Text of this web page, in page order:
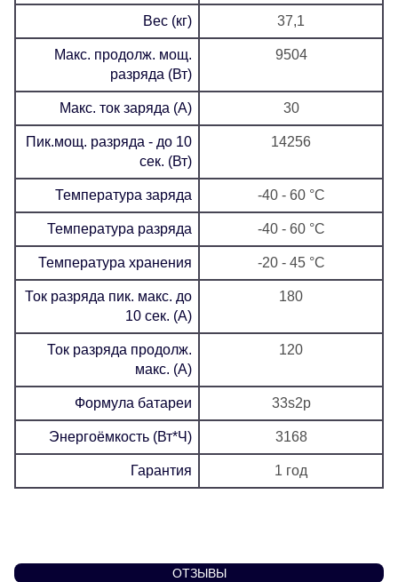
Вес (кг) 37,1
Макс. продолж. мощ.
разряда (Вт)
9504
Макс. ток заряда (А) 30
Пик.мощ. разряда - до 10
сек. (Вт)
14256
Температура заряда -40 - 60 °C
Температура разряда -40 - 60 °C
Температура хранения -20 - 45 °C
Ток разряда пик. макс. до
10 сек. (А)
180
Ток разряда продолж.
макс. (А)
120
Формула батареи 33s2p
Энергоёмкость (Вт*Ч) 3168
Гарантия 1 год
ОТЗЫВЫ